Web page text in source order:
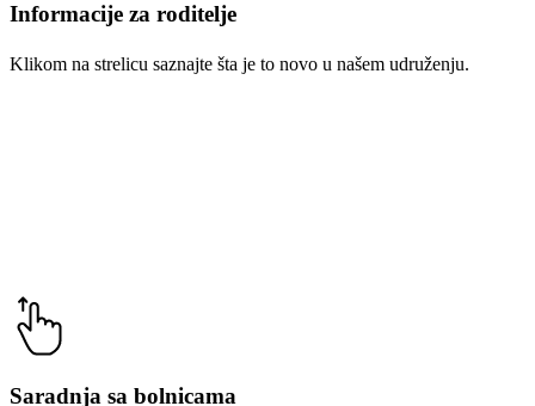
Informacije za roditelje
Klikom na strelicu saznajte šta je to novo u našem udruženju.
Saradnja sa bolnicama